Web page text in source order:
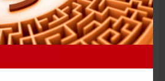
vorschnelles Akzeptieren von
für GmbH-Geschäftsführer bei
daher gefährlich sein. Nicht zuletzt